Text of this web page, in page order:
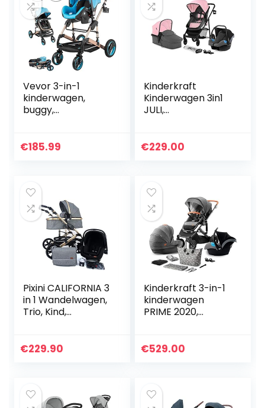
Vevor 3-in-1
kinderwagen,
buggy,
cm, met
€185.99
Kinderkraft
Kinderwagen 3in1
JULI,
Reissysteem, met
€229.00
Pixini CALIFORNIA 3
in 1 Wandelwagen,
Trio, Kind,
(Goud/Grijs)
€229.90
Kinderkraft 3-in-1
kinderwagen
PRIME 2020,
kinderwagen,
€529.00